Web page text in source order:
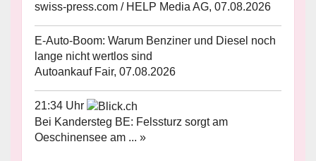
swiss-press.com / HELP Media AG, 07.08.2026
E-Auto-Boom: Warum Benziner und Diesel noch
lange nicht wertlos sind
Autoankauf Fair, 07.08.2026
21:34 Uhr
Bei Kandersteg BE: Felssturz sorgt am
Oeschinensee am ... »